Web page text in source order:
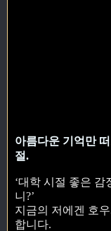
아름다운 기억만
절.
‘대학 시절 좋은
니?’
지금의 저에겐 호
합니다.